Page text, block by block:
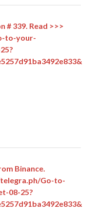
# 339. Read >>>
to-your-
Binance.
Go-to-
08-25?